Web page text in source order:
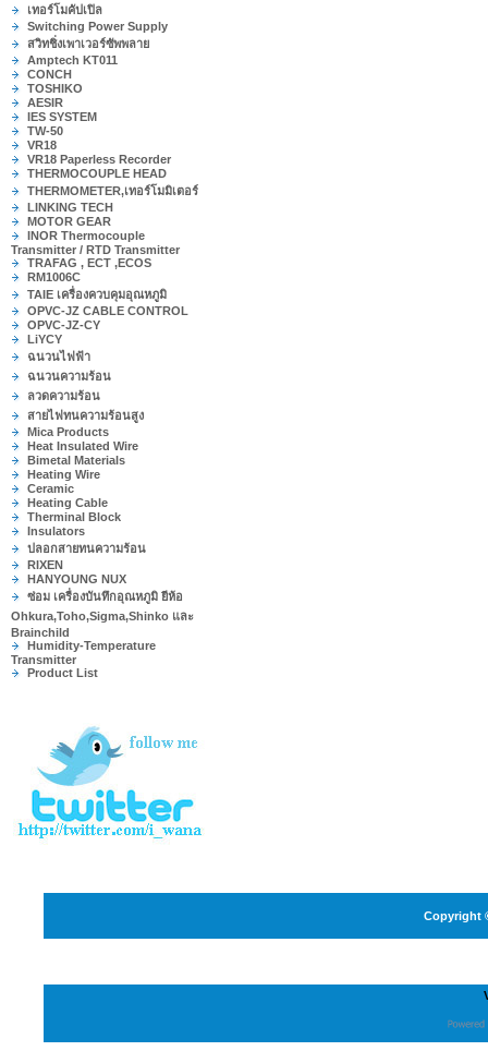
เทอร์โมคัปเปิล
Switching Power Supply
สวิทชิ่งเพาเวอร์ซัพพลาย
Amptech KT011
CONCH
TOSHIKO
AESIR
IES SYSTEM
TW-50
VR18
VR18 Paperless Recorder
THERMOCOUPLE HEAD
THERMOMETER,เทอร์โมมิเตอร์
LINKING TECH
MOTOR GEAR
INOR Thermocouple
Transmitter / RTD Transmitter
TRAFAG , ECT ,ECOS
RM1006C
TAIE เครื่องควบคุมอุณหภูมิ
OPVC-JZ CABLE CONTROL
OPVC-JZ-CY
LiYCY
ฉนวนไฟฟ้า
ฉนวนความร้อน
ลวดความร้อน
สายไฟทนความร้อนสูง
Mica Products
Heat Insulated Wire
Bimetal Materials
Heating Wire
Ceramic
Heating Cable
Therminal Block
Insulators
ปลอกสายทนความร้อน
RIXEN
HANYOUNG NUX
ซ่อม เครื่องบันทึกอุณหภูมิ ยีห้อ
Ohkura,Toho,Sigma,Shinko และ
Brainchild
Humidity-Temperature
Transmitter
Product List
Copyright